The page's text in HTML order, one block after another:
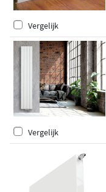
Vergelijk
Vergelijk